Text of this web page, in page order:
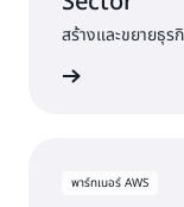
สร้างและขยายธุ
พาร์ทเนอร์ AWS